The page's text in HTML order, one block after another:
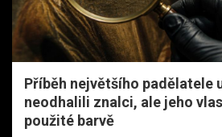
Příběh největšího padělatele
neodhalili znalci, ale jeho
použité barvě